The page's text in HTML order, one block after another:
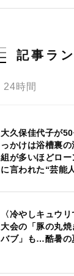
記事ラ
24時間
大久保佳代子が
っかけは浴槽裏
組が多いほどロ
に言われた“芸能
〈冷やしキュウ
大会の「豚の丸
バブ」も…酷暑の